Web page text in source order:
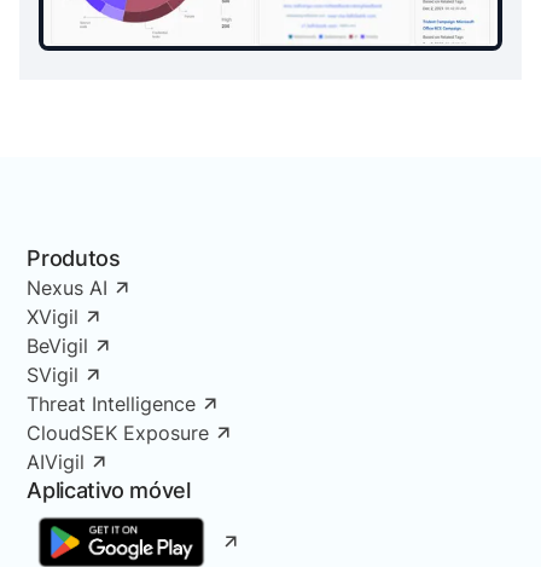
Produtos
Nexus AI
XVigil
BeVigil
SVigil
Threat Intelligence
CloudSEK Exposure
AIVigil
Aplicativo móvel